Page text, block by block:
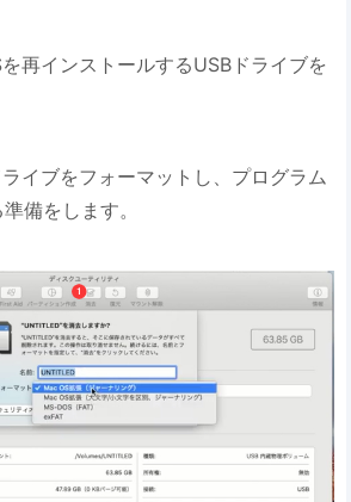
再インストールするUSBドライブを
イブをフォーマットし、プログラム
備をします。